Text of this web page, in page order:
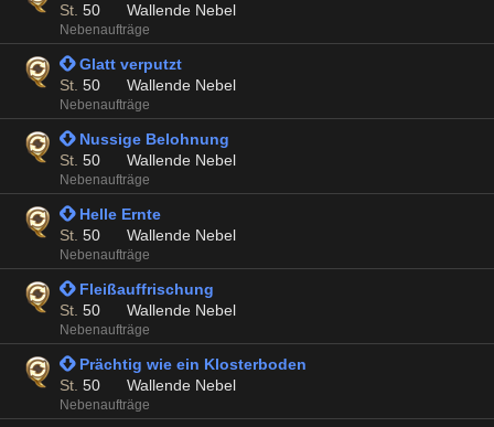
St. 50 Wallende Nebel
Nebenaufträge
 Glatt verputzt
St. 50 Wallende Nebel
Nebenaufträge
 Nussige Belohnung
St. 50 Wallende Nebel
Nebenaufträge
 Helle Ernte
St. 50 Wallende Nebel
Nebenaufträge
 Fleißauffrischung
St. 50 Wallende Nebel
Nebenaufträge
 Prächtig wie ein Klosterboden
St. 50 Wallende Nebel
Nebenaufträge